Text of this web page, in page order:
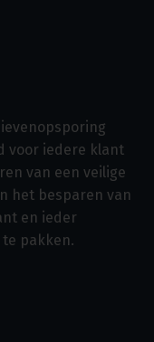
voor iedere klant
van een veilige
het besparen van
en ieder
pakken.